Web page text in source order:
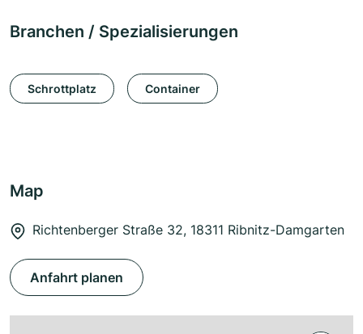
Branchen / Spezialisierungen
Schrottplatz Container
Map
Richtenberger Straße 32, 18311 Ribnitz-Damgarten
Anfahrt planen